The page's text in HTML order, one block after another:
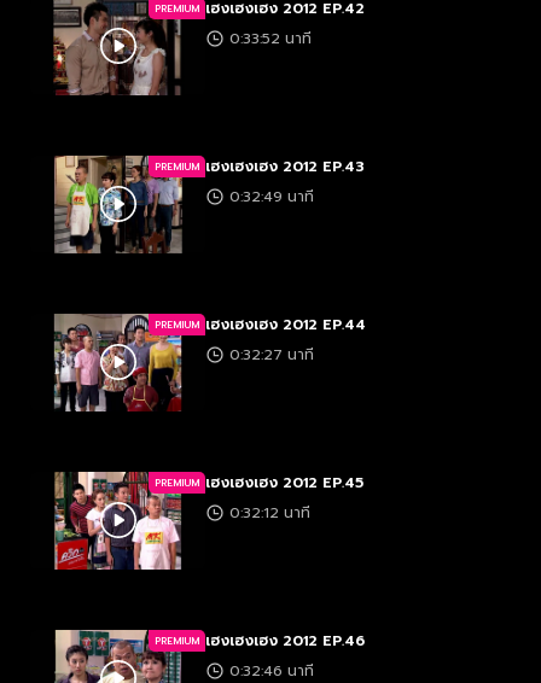
PREMIUM เฮงเฮงเฮง 2012 EP.42
0:33:52 นาที
PREMIUM เฮงเฮงเฮง 2012 EP.43
0:32:49 นาที
PREMIUM เฮงเฮงเฮง 2012 EP.44
0:32:27 นาที
PREMIUM เฮงเฮงเฮง 2012 EP.45
0:32:12 นาที
PREMIUM เฮงเฮงเฮง 2012 EP.46
0:32:46 นาที